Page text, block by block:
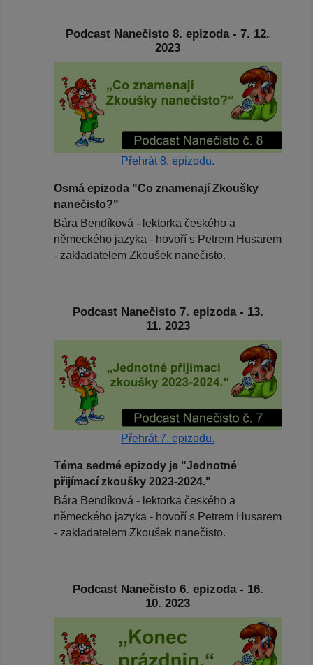
Podcast Nanečisto 8. epizoda - 7. 12.
2023
Přehrát 8. epizodu.
Osmá epizoda "Co znamenají Zkoušky
nanečisto?"
Bára Bendíková - lektorka českého a
německého jazyka - hovoří s Petrem Husarem
- zakladatelem Zkoušek nanečisto.
Podcast Nanečisto 7. epizoda - 13.
11. 2023
Přehrát 7. epizodu.
Téma sedmé epizody je "Jednotné
přijímací zkoušky 2023-2024."
Bára Bendíková - lektorka českého a
německého jazyka - hovoří s Petrem Husarem
- zakladatelem Zkoušek nanečisto.
Podcast Nanečisto 6. epizoda - 16.
10. 2023